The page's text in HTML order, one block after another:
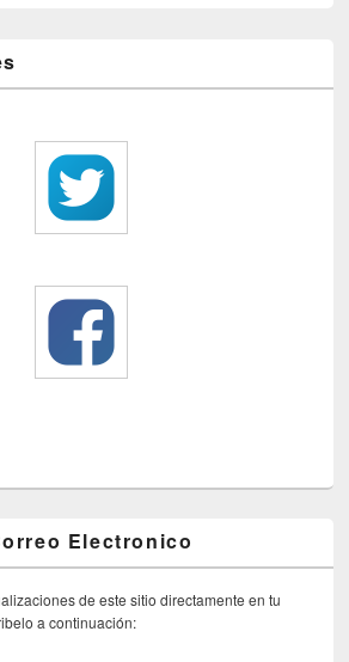
Electronico
de este sitio directamente en tu
a continuación: